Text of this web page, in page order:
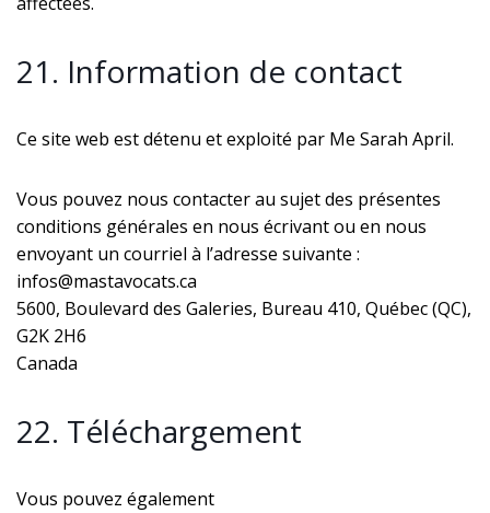
21. Information de contact
Ce site web est détenu et exploité par Me Sarah April.
Vous pouvez nous contacter au sujet des présentes
conditions générales en nous écrivant ou en nous
envoyant un courriel à l’adresse suivante :
infos@mastavocats.ca
5600, Boulevard des Galeries, Bureau 410, Québec (QC),
G2K 2H6
Canada
22. Téléchargement
Vous pouvez également